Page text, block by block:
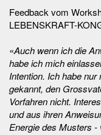
Feedback vom
LEBENSKRAFT-
«Auch wenn ich die
habe ich mich
Intention. Ich habe
gekannt, den
Vorfahren nicht.
und aus ihren
Energie des Musters -